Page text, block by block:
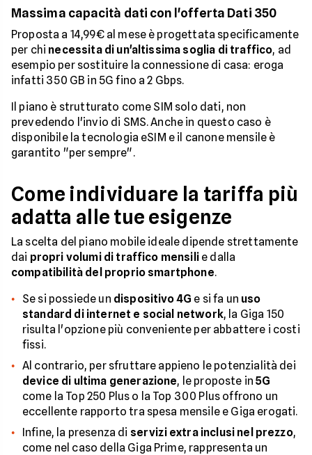
Massima capacità dati con l'offerta Dati 350
Proposta a 14,99€ al mese è progettata specificamente
per chi necessita di un'altissima soglia di traffico, ad
esempio per sostituire la connessione di casa: eroga
infatti 350 GB in 5G fino a 2 Gbps.
Il piano è strutturato come SIM solo dati, non
prevedendo l'invio di SMS. Anche in questo caso è
disponibile la tecnologia eSIM e il canone mensile è
garantito "per sempre".
Come individuare la tariffa più
adatta alle tue esigenze
La scelta del piano mobile ideale dipende strettamente
dai propri volumi di traffico mensilie dalla
compatibilità del proprio smartphone.
Se si possiede un dispositivo 4G e si fa un uso
standard di internet e social network, la Giga 150
risulta l'opzione più conveniente per abbattere i costi
fissi.
Al contrario, per sfruttare appieno le potenzialità dei
device di ultima generazione, le proposte in5G
come la Top 250 Plus o la Top 300 Plus offrono un
eccellente rapporto tra spesa mensile e Giga erogati.
Infine, la presenza di servizi extra inclusi nel prezzo,
come nel caso della Giga Prime, rappresenta un